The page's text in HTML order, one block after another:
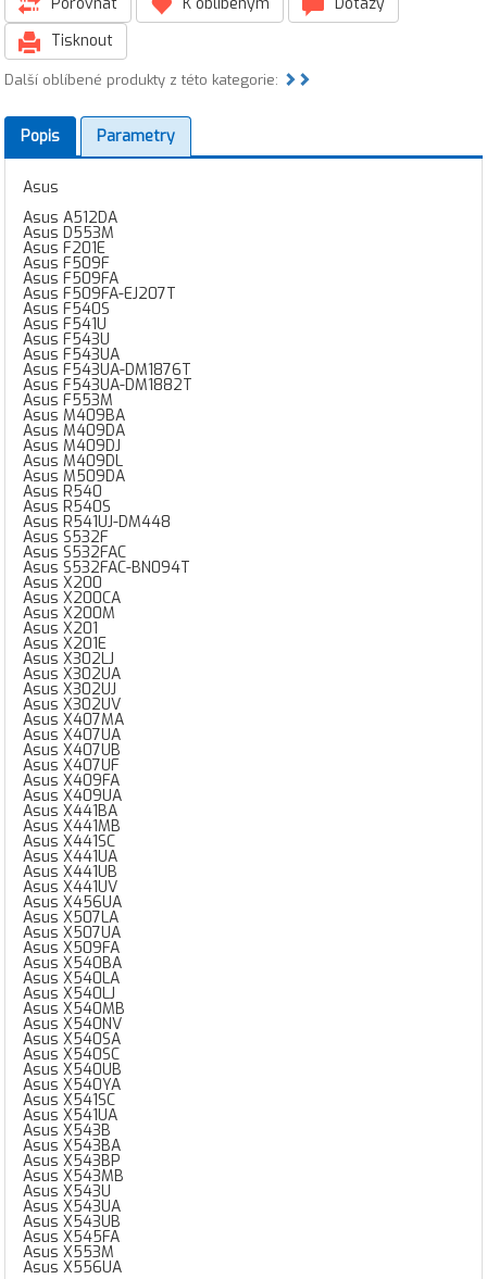
Tisknout
Další oblíbené produkty z této kategorie:
Popis Parametry
Asus
Asus A512DA
Asus D553M
Asus F201E
Asus F509F
Asus F509FA
Asus F509FA-EJ207T
Asus F540S
Asus F541U
Asus F543U
Asus F543UA
Asus F543UA-DM1876T
Asus F543UA-DM1882T
Asus F553M
Asus M409BA
Asus M409DA
Asus M409DJ
Asus M409DL
Asus M509DA
Asus R540
Asus R540S
Asus R541UJ-DM448
Asus S532F
Asus S532FAC
Asus S532FAC-BN094T
Asus X200
Asus X200CA
Asus X200M
Asus X201
Asus X201E
Asus X302LJ
Asus X302UA
Asus X302UJ
Asus X302UV
Asus X407MA
Asus X407UA
Asus X407UB
Asus X407UF
Asus X409FA
Asus X409UA
Asus X441BA
Asus X441MB
Asus X441SC
Asus X441UA
Asus X441UB
Asus X441UV
Asus X456UA
Asus X507LA
Asus X507UA
Asus X509FA
Asus X540BA
Asus X540LA
Asus X540LJ
Asus X540MB
Asus X540NV
Asus X540SA
Asus X540SC
Asus X540UB
Asus X540YA
Asus X541SC
Asus X541UA
Asus X543B
Asus X543BA
Asus X543BP
Asus X543MB
Asus X543U
Asus X543UA
Asus X543UB
Asus X545FA
Asus X553M
Asus X556UA